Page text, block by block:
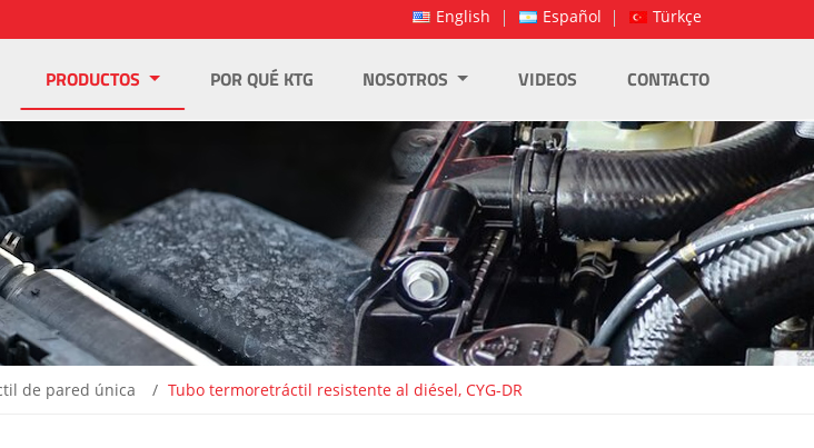
English Español Türkçe
PRODUCTOS POR QUÉ KTG NOSOTROS VIDEOS CONTACTO
de pared única Tubo termoretráctil resistente al diésel, CYG-DR